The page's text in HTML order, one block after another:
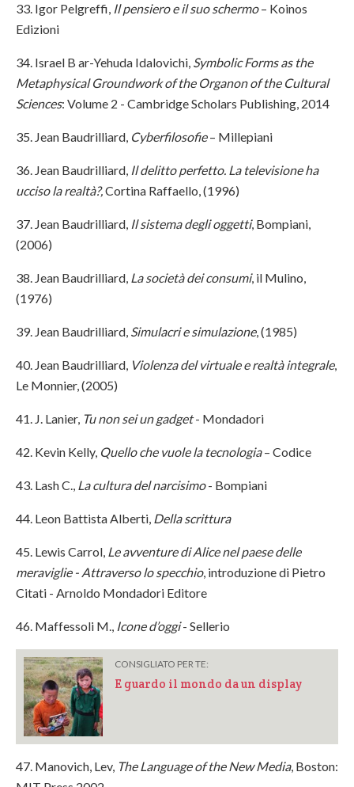
33. Igor Pelgreffi, Il pensiero e il suo schermo– Koinos
Edizioni
34. Israel B ar-Yehuda Idalovichi, Symbolic Forms as the
Metaphysical Groundwork of the Organon of the Cultural
Sciences: Volume 2 - Cambridge Scholars Publishing, 2014
35. Jean Baudrilliard, Cyberfilosofie– Millepiani
36. Jean Baudrilliard, Il delitto perfetto. La televisione ha
ucciso la realtà?,Cortina Raffaello, (1996)
37. Jean Baudrilliard, Il sistema degli oggetti, Bompiani,
(2006)
38. Jean Baudrilliard, La società dei consumi, il Mulino,
(1976)
39. Jean Baudrilliard, Simulacri e simulazione, (1985)
40. Jean Baudrilliard, Violenza del virtuale e realtà integrale,
Le Monnier, (2005)
41. J. Lanier, Tu non sei un gadget- Mondadori
42. Kevin Kelly, Quello che vuole la tecnologia– Codice
43. Lash C., La cultura del narcisimo- Bompiani
44. Leon Battista Alberti, Della scrittura
45. Lewis Carrol, Le avventure di Alice nel paese delle
meraviglie - Attraverso lo specchio, introduzione di Pietro
Citati - Arnoldo Mondadori Editore
46. Maffessoli M., Icone d’oggi- Sellerio
CONSIGLIATO PER TE:
E guardo il mondo da un display
47. Manovich, Lev, The Language of the New Media, Boston: